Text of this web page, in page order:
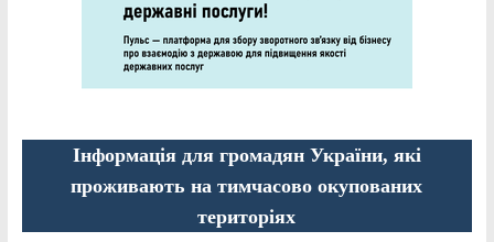
Інформація для громадян України, які
проживають на тимчасово окупованих
територіях